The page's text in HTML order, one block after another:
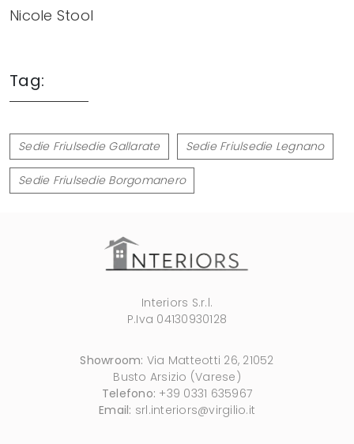
Nicole Stool
Tag:
Sedie Friulsedie Gallarate Sedie Friulsedie Legnano
Sedie Friulsedie Borgomanero
Interiors S.r.l.
P.Iva 04130930128
Showroom: Via Matteotti 26, 21052
Busto Arsizio (Varese)
Telefono: +39 0331 635967
Email: srl.interiors@virgilio.it